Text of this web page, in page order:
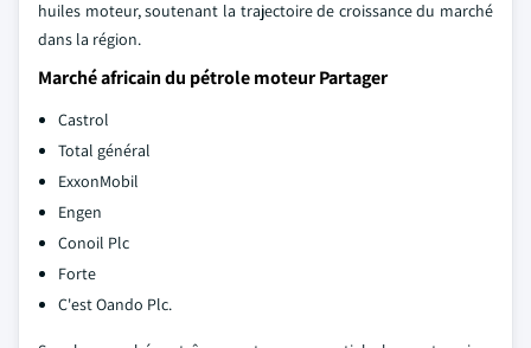
huiles moteur, soutenant la trajectoire de croissance du marché
dans la région.
Marché africain du pétrole moteur Partager
Castrol
Total général
ExxonMobil
Engen
Conoil Plc
Forte
C'est Oando Plc.